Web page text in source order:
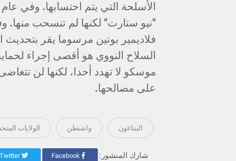
فلاديمير بوتين مرسوما يقر بتحديث
السلاح النووي هو أقصى إجراء
موسكو لا تهدد أحدا، لكنها لن
على مصالحها.
البنتاغون واشنطن الولايات
شارك المنشور: Twitter